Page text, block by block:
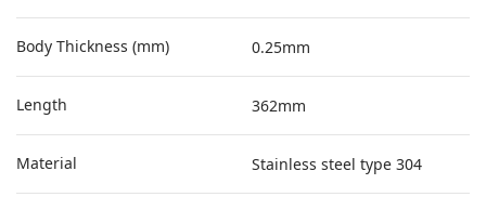
Body Thickness (mm) 0.25mm
Length 362mm
Material Stainless steel type 304